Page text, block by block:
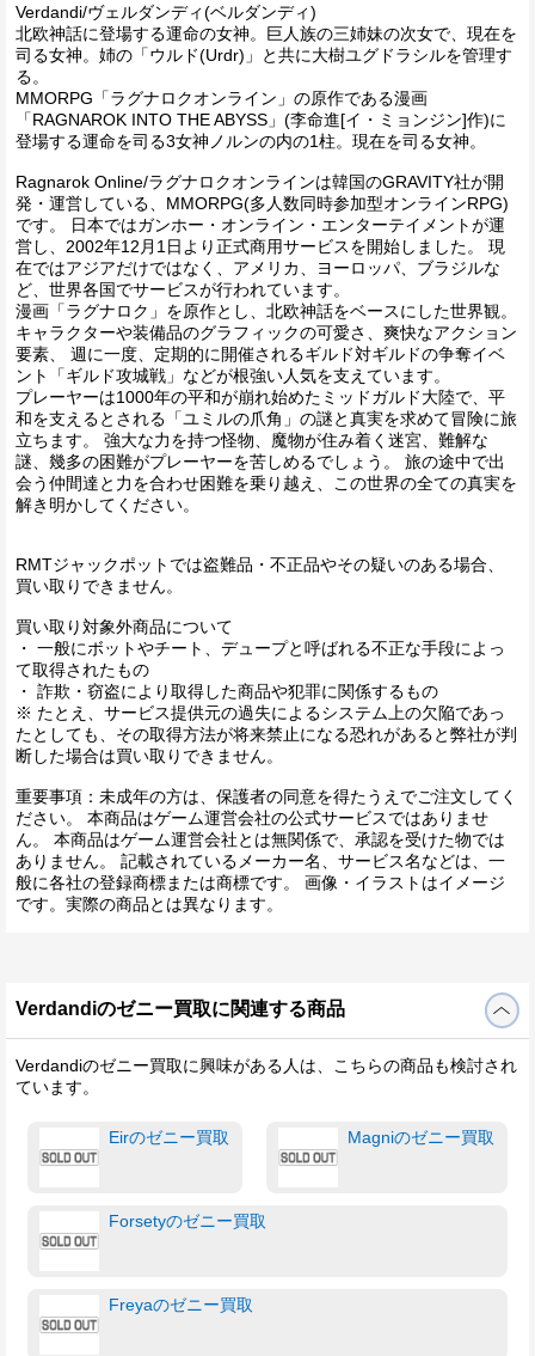
Verdandi/ヴェルダンディ(ベルダンディ)
北欧神話に登場する運命の女神。巨人族の三姉妹の次女で、現在を
司る女神。姉の「ウルド(Urdr)」と共に大樹ユグドラシルを管理す
る。
MMORPG「ラグナロクオンライン」の原作である漫画
「RAGNAROK INTO THE ABYSS」(李命進[イ・ミョンジン]作)に
登場する運命を司る3女神ノルンの内の1柱。現在を司る女神。
Ragnarok Online/ラグナロクオンラインは韓国のGRAVITY社が開
発・運営している、MMORPG(多人数同時参加型オンラインRPG)
です。 日本ではガンホー・オンライン・エンターテイメントが運
営し、2002年12月1日より正式商用サービスを開始しました。 現
在ではアジアだけではなく、アメリカ、ヨーロッパ、ブラジルな
ど、世界各国でサービスが行われています。
漫画「ラグナロク」を原作とし、北欧神話をベースにした世界観。
キャラクターや装備品のグラフィックの可愛さ、爽快なアクション
要素、 週に一度、定期的に開催されるギルド対ギルドの争奪イベ
ント「ギルド攻城戦」などが根強い人気を支えています。
プレーヤーは1000年の平和が崩れ始めたミッドガルド大陸で、平
和を支えるとされる「ユミルの爪角」の謎と真実を求めて冒険に旅
立ちます。 強大な力を持つ怪物、魔物が住み着く迷宮、難解な
謎、幾多の困難がプレーヤーを苦しめるでしょう。 旅の途中で出
会う仲間達と力を合わせ困難を乗り越え、この世界の全ての真実を
解き明かしてください。
RMTジャックポットでは盗難品・不正品やその疑いのある場合、
買い取りできません。
買い取り対象外商品について
・ 一般にボットやチート、デュープと呼ばれる不正な手段によっ
て取得されたもの
・ 詐欺・窃盗により取得した商品や犯罪に関係するもの
※ たとえ、サービス提供元の過失によるシステム上の欠陥であっ
たとしても、その取得方法が将来禁止になる恐れがあると弊社が判
断した場合は買い取りできません。
重要事項：未成年の方は、保護者の同意を得たうえでご注文してく
ださい。 本商品はゲーム運営会社の公式サービスではありませ
ん。 本商品はゲーム運営会社とは無関係で、承認を受けた物では
ありません。 記載されているメーカー名、サービス名などは、一
般に各社の登録商標または商標です。 画像・イラストはイメージ
です。実際の商品とは異なります。
Verdandiのゼニー買取に関連する商品
Verdandiのゼニー買取に興味がある人は、こちらの商品も検討され
ています。
Eirのゼニー買取 Magniのゼニー買取
Forsetyのゼニー買取
Freyaのゼニー買取